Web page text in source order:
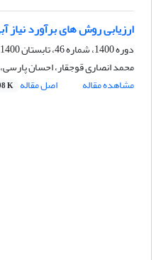
ارزیابی روش های برآورد
دوره 1400، شماره 46، تابستان 1400، صفحه
محمد انصاری قوجقار، احسان
مشاهده مقاله
اصل مقاله K